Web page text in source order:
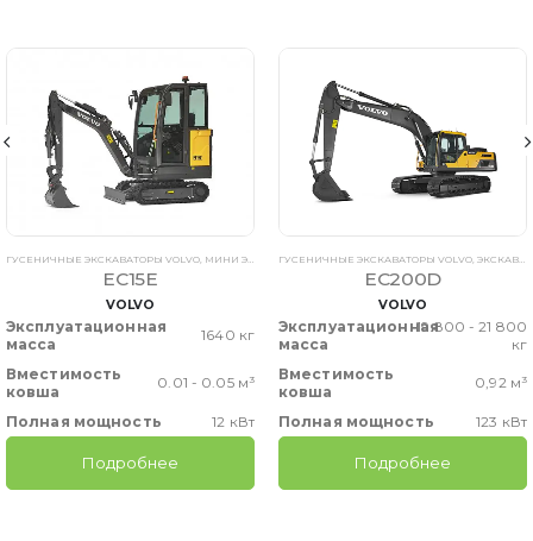
ГУСЕНИЧНЫЕ ЭКСКАВАТОРЫ VOLVO МИНИ ЭКСКАВАТОРЫ VOLVO ,ЭКСКАВАТОРЫ VOLVO
EC15E
VOLVO
Эксплуатационная
масса
1640 кг
Вместимость
ковша
0.01 - 0.05 м³
Полная мощность 12 кВт
Подробнее
ГУСЕНИЧНЫЕ ЭКСКАВАТОРЫ VOLVO ЭКСКАВАТОРЫ VOLVO
EC200D
VOLVO
Эксплуатационная
масса
19 800 - 21 800
кг
Вместимость
ковша
0,92 м³
Полная мощность 123 кВт
Подробнее